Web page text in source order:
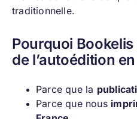
traditionnelle.
Pourquoi
de l’autoédition
Parce que la
Parce que nous